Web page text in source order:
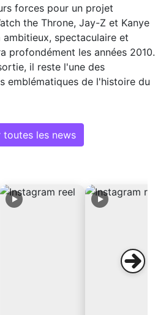
forces pour un projet
the Throne, Jay-Z et Kanye
spectaculaire et
profondément les années 2010.
il reste l'une des
emblématiques de l'histoire du
toutes les news